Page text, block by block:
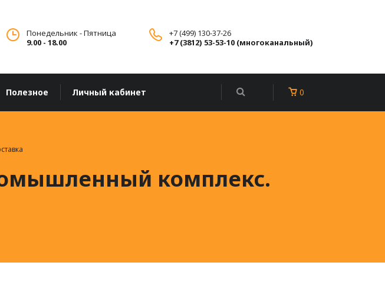
+7 (499) 130-37-26
+7 (3812) 53-53-10 (многоканальный)
Понедельник - Пятница
9.00 - 18.00
Полезное Личный кабинет 0
комплекс.